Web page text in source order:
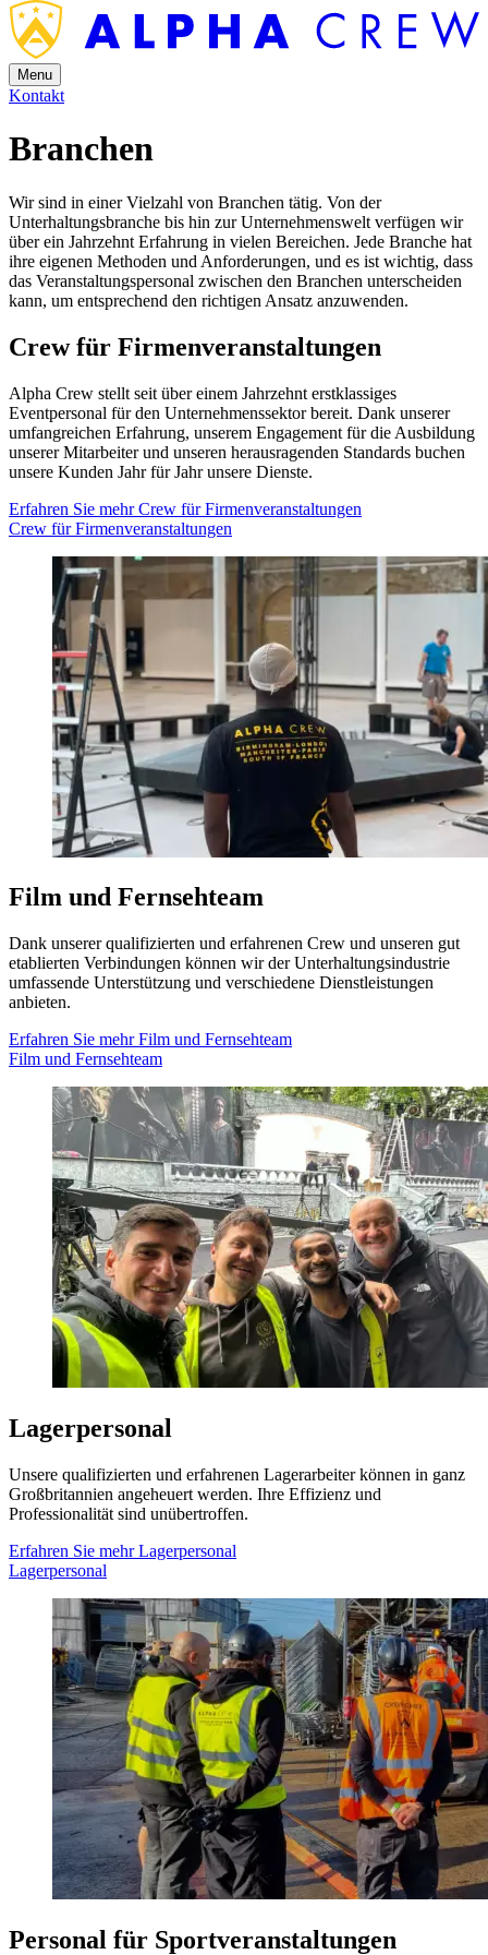
Menu
Kontakt
Branchen
Wir sind in einer Vielzahl von Branchen tätig. Von der
Unterhaltungsbranche bis hin zur Unternehmenswelt verfügen wir
über ein Jahrzehnt Erfahrung in vielen Bereichen. Jede Branche hat
ihre eigenen Methoden und Anforderungen, und es ist wichtig, dass
das Veranstaltungspersonal zwischen den Branchen unterscheiden
kann, um entsprechend den richtigen Ansatz anzuwenden.
Crew für Firmenveranstaltungen
Alpha Crew stellt seit über einem Jahrzehnt erstklassiges
Eventpersonal für den Unternehmenssektor bereit. Dank unserer
umfangreichen Erfahrung, unserem Engagement für die Ausbildung
unserer Mitarbeiter und unseren herausragenden Standards buchen
unsere Kunden Jahr für Jahr unsere Dienste.
Erfahren Sie mehrCrew für Firmenveranstaltungen
Crew für Firmenveranstaltungen
Film und Fernsehteam
Dank unserer qualifizierten und erfahrenen Crew und unseren gut
etablierten Verbindungen können wir der Unterhaltungsindustrie
umfassende Unterstützung und verschiedene Dienstleistungen
anbieten.
Erfahren Sie mehrFilm und Fernsehteam
Film und Fernsehteam
Lagerpersonal
Unsere qualifizierten und erfahrenen Lagerarbeiter können in ganz
Großbritannien angeheuert werden. Ihre Effizienz und
Professionalität sind unübertroffen.
Erfahren Sie mehrLagerpersonal
Lagerpersonal
Personal für Sportveranstaltungen